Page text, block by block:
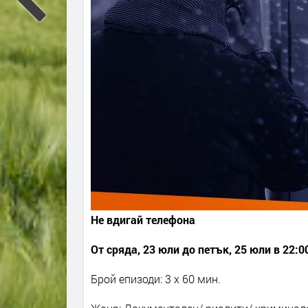
Не вдигай телефона
От сряда, 23 юли до петък, 25 юли в
Брой епизоди: 3 x 60 мин.